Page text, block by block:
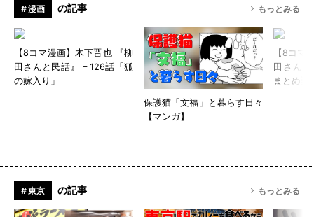
# 漫画 の記事 もっとみる
【8コマ漫画】木下晋也 『柳
田さんと民話』 – 126話「狐
の嫁入り」
保護猫「文福」と暮らす日々
【マンガ】
【8コマ
田さん
まとめ読
# 東京 の記事 もっとみる